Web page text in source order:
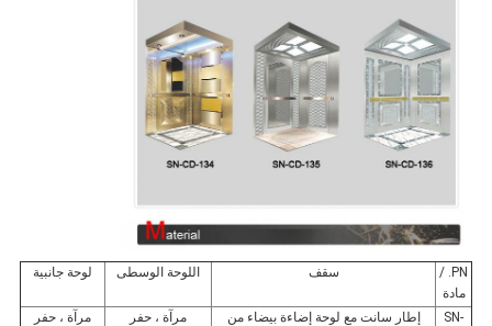
PN. /
مادة
سقف اللوحة الوسطى لوحة جانبية
SN-
إطار سانت مع لوحة إضاءة بيضاء من
مرآة ، حفر مرآة ، حفر